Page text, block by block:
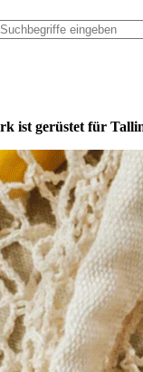
ist gerüstet für